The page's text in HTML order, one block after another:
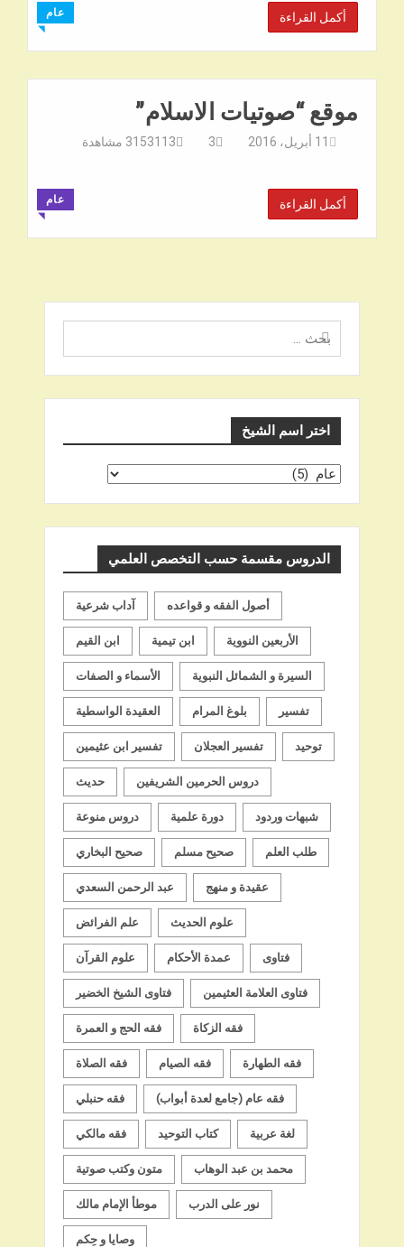
عام
◥
أكمل القراءة
موقع “صوتيات الاسلام”
11 أبريل، 2016 3
3153113 مشاهدة
عام
◥
أكمل القراءة
البحث
عن
اختر اسم الشيخ
اختر
الدروس مقسمة حسب التخصص العلمي
آداب شرعية أصول الفقه و قواعده
ابن القيم ابن تيمية الأربعين النووية
الأسماء و الصفات السيرة و الشمائل النبوية
العقيدة الواسطية بلوغ المرام تفسير
تفسير ابن عثيمين تفسير العجلان توحيد
حديث دروس الحرمين الشريفين
دروس منوعة دورة علمية شبهات وردود
صحيح البخاري صحيح مسلم طلب العلم
عبد الرحمن السعدي عقيدة و منهج
علم الفرائض علوم الحديث
علوم القرآن عمدة الأحكام فتاوى
فتاوى الشيخ الخضير فتاوى العلامة العثيمين
فقه الحج و العمرة فقه الزكاة
فقه الصلاة فقه الصيام فقه الطهارة
فقه حنبلي فقه عام (جامع لعدة أبواب)
فقه مالكي كتاب التوحيد لغة عربية
متون وكتب صوتية محمد بن عبد الوهاب
موطأ الإمام مالك نور على الدرب
وصايا و حِكم